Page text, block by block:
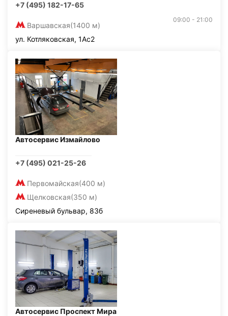
+7 (495) 182-17-65
Варшавская(1400 м)
09:00 - 21:00
ул. Котляковская, 1Ас2
Автосервис Измайлово
+7 (495) 021-25-26
Первомайская(400 м)
Щелковская(350 м)
Сиреневый бульвар, 83б
Автосервис Проспект Мира